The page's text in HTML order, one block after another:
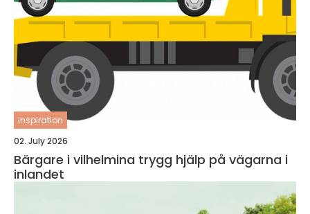
inspiration
02. July 2026
Bärgare i vilhelmina trygg hjälp på vägarna i
inlandet